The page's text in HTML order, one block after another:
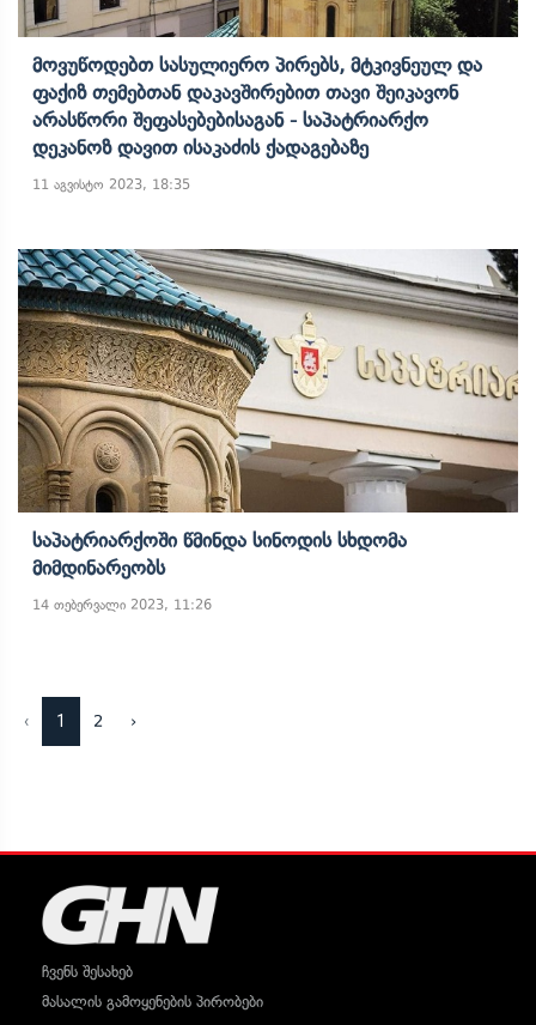
Მოვუწოდებთ Სასულიერო Პირებს, Მტკივნეულ Და
Ფაქიზ Თემებთან Დაკავშირებით Თავი Შეიკავონ
Არასწორი Შეფასებებისაგან - Საპატრიარქო
Დეკანოზ Დავით Ისაკაძის Ქადაგებაზე
11 აგვისტო 2023, 18:35
Საპატრიარქოში Წმინდა Სინოდის Სხდომა
Მიმდინარეობს
14 თებერვალი 2023, 11:26
‹ 1 2 ›
ჩვენს შესახებ
მასალის გამოყენების პირობები